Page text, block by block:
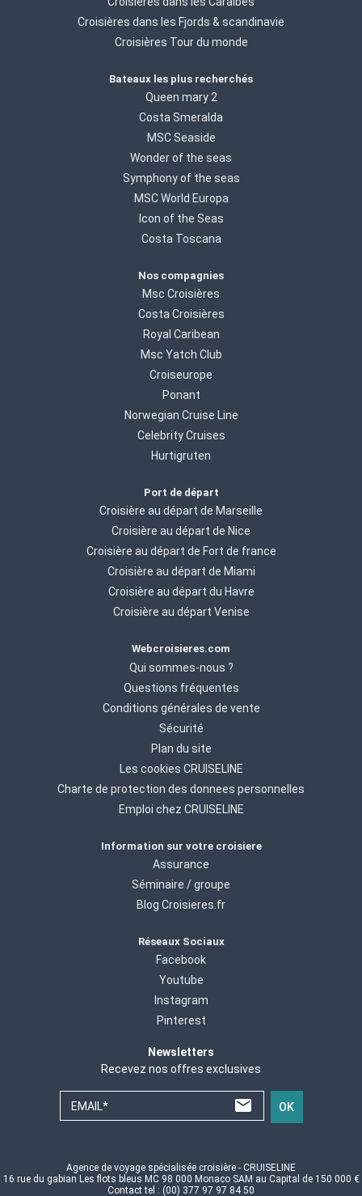
Croisières dans les Fjords & scandinavie
Croisières Tour du monde
Bateaux les plus recherchés
Queen mary 2
Costa Smeralda
MSC Seaside
Wonder of the seas
Symphony of the seas
MSC World Europa
Icon of the Seas
Costa Toscana
Nos compagnies
Msc Croisières
Costa Croisières
Royal Caribean
Msc Yatch Club
Croiseurope
Ponant
Norwegian Cruise Line
Celebrity Cruises
Hurtigruten
Port de départ
Croisière au départ de Marseille
Croisière au départ de Nice
Croisière au départ de Fort de france
Croisière au départ de Miami
Croisière au départ du Havre
Croisière au départ Venise
Webcroisieres.com
Qui sommes-nous ?
Questions fréquentes
Conditions générales de vente
Sécurité
Plan du site
Les cookies CRUISELINE
Charte de protection des donnees personnelles
Emploi chez CRUISELINE
Information sur votre croisiere
Assurance
Séminaire / groupe
Blog Croisieres.fr
Réseaux Sociaux
Facebook
Youtube
Instagram
Pinterest
Newsletters
Recevez nos offres exclusives
EMAIL* OK
Agence de voyage spécialisée croisière - CRUISELINE
16 rue du gabian Les flots bleus MC 98 000 Monaco SAM au Capital de 150 000 €
Contact tel : (00) 377 97 97 84 50